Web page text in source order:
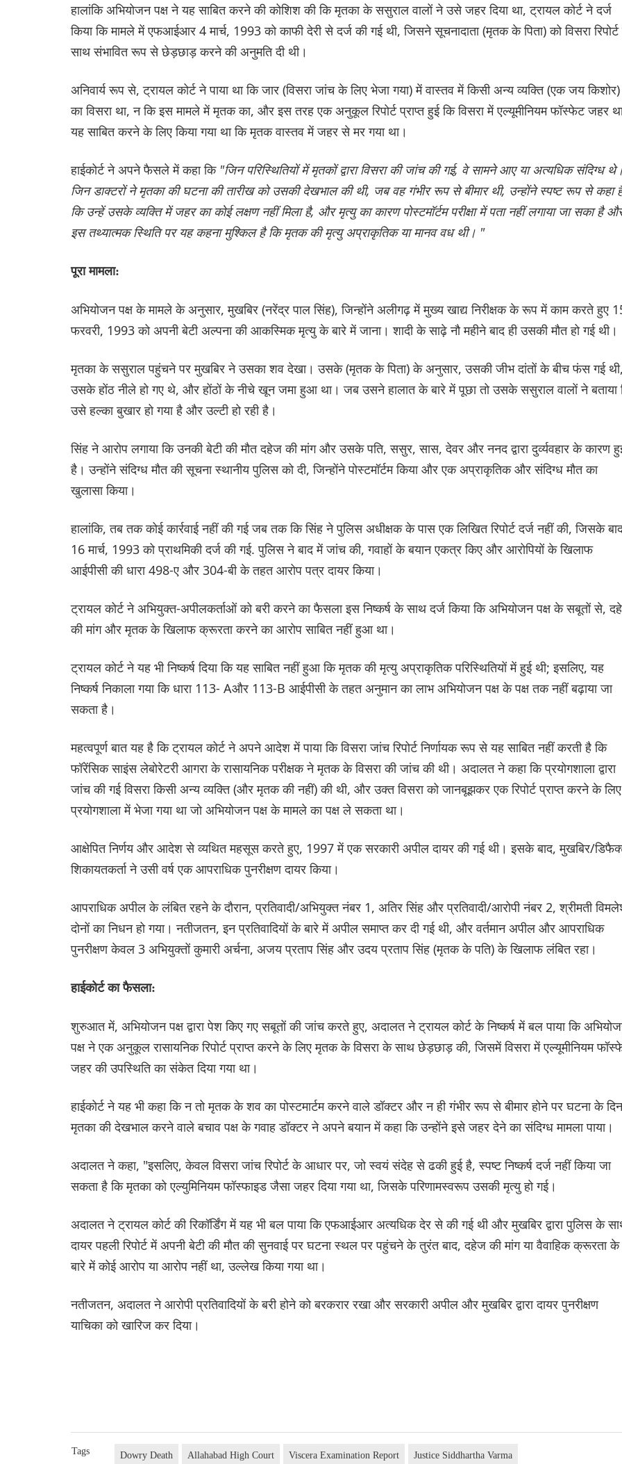
हालांकि अभियोजन पक्ष ने यह साबित करने की कोशिश की कि मृतका के ससुराल वालों ने उसे जहर दिया था, ट्रायल कोर्ट ने दर्ज
किया कि मामले में एफआईआर 4 मार्च, 1993 को काफी देरी से दर्ज की गई थी, जिसने सूचनादाता (मृतक के पिता) को विसरा
साथ संभावित रूप से छेड़छाड़ करने की अनुमति दी थी।
अनिवार्य रूप से, ट्रायल कोर्ट ने पाया था कि जार (विसरा जांच के लिए भेजा गया) में वास्तव में किसी अन्य व्यक्ति (एक जय किशोर)
का विसरा था, न कि इस मामले में मृतक का, और इस तरह एक अनुकूल रिपोर्ट प्राप्त हुई कि विसरा में एल्यूमीनियम फॉस्फेट जहर
यह साबित करने के लिए किया गया था कि मृतक वास्तव में जहर से मर गया था।
हाईकोर्ट ने अपने फैसले में कहा कि "जिन परिस्थितियों में मृतकों द्वारा विसरा की जांच की गई, वे सामने आए या अत्यधिक संदिग्ध
जिन डाक्टरों ने मृतका की घटना की तारीख को उसकी देखभाल की थी, जब वह गंभीर रूप से बीमार थी, उन्होंने स्पष्ट रूप से कहा
कि उन्हें उसके व्यक्ति में जहर का कोई लक्षण नहीं मिला है, और मृत्यु का कारण पोस्टमॉर्टम परीक्षा में पता नहीं लगाया जा सका है
इस तथ्यात्मक स्थिति पर यह कहना मुश्किल है कि मृतक की मृत्यु अप्राकृतिक या मानव वध थी। "
पूरा मामला:
अभियोजन पक्ष के मामले के अनुसार, मुखबिर (नरेंद्र पाल सिंह), जिन्होंने अलीगढ़ में मुख्य खाद्य निरीक्षक के रूप में काम करते हुए
फरवरी, 1993 को अपनी बेटी अल्पना की आकस्मिक मृत्यु के बारे में जाना। शादी के साढ़े नौ महीने बाद ही उसकी मौत हो गई थी।
मृतका के ससुराल पहुंचने पर मुखबिर ने उसका शव देखा। उसके (मृतक के पिता) के अनुसार, उसकी जीभ दांतों के बीच फंस गई
उसके होंठ नीले हो गए थे, और होंठों के नीचे खून जमा हुआ था। जब उसने हालात के बारे में पूछा तो उसके ससुराल वालों ने बताया
उसे हल्का बुखार हो गया है और उल्टी हो रही है।
सिंह ने आरोप लगाया कि उनकी बेटी की मौत दहेज की मांग और उसके पति, ससुर, सास, देवर और ननद द्वारा दुर्व्यवहार के कारण
है। उन्होंने संदिग्ध मौत की सूचना स्थानीय पुलिस को दी, जिन्होंने पोस्टमॉर्टम किया और एक अप्राकृतिक और संदिग्ध मौत का
खुलासा किया।
हालांकि, तब तक कोई कार्रवाई नहीं की गई जब तक कि सिंह ने पुलिस अधीक्षक के पास एक लिखित रिपोर्ट दर्ज नहीं की, जिसके
16 मार्च, 1993 को प्राथमिकी दर्ज की गई. पुलिस ने बाद में जांच की, गवाहों के बयान एकत्र किए और आरोपियों के खिलाफ
आईपीसी की धारा 498-ए और 304-बी के तहत आरोप पत्र दायर किया।
ट्रायल कोर्ट ने अभियुक्त-अपीलकर्ताओं को बरी करने का फैसला इस निष्कर्ष के साथ दर्ज किया कि अभियोजन पक्ष के सबूतों से,
की मांग और मृतक के खिलाफ क्रूरता करने का आरोप साबित नहीं हुआ था।
ट्रायल कोर्ट ने यह भी निष्कर्ष दिया कि यह साबित नहीं हुआ कि मृतक की मृत्यु अप्राकृतिक परिस्थितियों में हुई थी; इसलिए, यह
निष्कर्ष निकाला गया कि धारा 113- Aऔर 113-B आईपीसी के तहत अनुमान का लाभ अभियोजन पक्ष के पक्ष तक नहीं बढ़ाया जा
सकता है।
महत्वपूर्ण बात यह है कि ट्रायल कोर्ट ने अपने आदेश में पाया कि विसरा जांच रिपोर्ट निर्णायक रूप से यह साबित नहीं करती है कि
फॉरेंसिक साइंस लेबोरेटरी आगरा के रासायनिक परीक्षक ने मृतक के विसरा की जांच की थी। अदालत ने कहा कि प्रयोगशाला द्वारा
जांच की गई विसरा किसी अन्य व्यक्ति (और मृतक की नहीं) की थी, और उक्त विसरा को जानबूझकर एक रिपोर्ट प्राप्त करने के लिए
प्रयोगशाला में भेजा गया था जो अभियोजन पक्ष के मामले का पक्ष ले सकता था।
आक्षेपित निर्णय और आदेश से व्यथित महसूस करते हुए, 1997 में एक सरकारी अपील दायर की गई थी। इसके बाद, मुखबिर/
शिकायतकर्ता ने उसी वर्ष एक आपराधिक पुनरीक्षण दायर किया।
आपराधिक अपील के लंबित रहने के दौरान, प्रतिवादी/अभियुक्त नंबर 1, अतिर सिंह और प्रतिवादी/आरोपी नंबर 2, श्रीमती
दोनों का निधन हो गया। नतीजतन, इन प्रतिवादियों के बारे में अपील समाप्त कर दी गई थी, और वर्तमान अपील और आपराधिक
पुनरीक्षण केवल 3 अभियुक्तों कुमारी अर्चना, अजय प्रताप सिंह और उदय प्रताप सिंह (मृतक के पति) के खिलाफ लंबित रहा।
हाईकोर्ट का फैसला:
शुरुआत में, अभियोजन पक्ष द्वारा पेश किए गए सबूतों की जांच करते हुए, अदालत ने ट्रायल कोर्ट के निष्कर्ष में बल पाया कि
पक्ष ने एक अनुकूल रासायनिक रिपोर्ट प्राप्त करने के लिए मृतक के विसरा के साथ छेड़छाड़ की, जिसमें विसरा में एल्यूमीनियम
जहर की उपस्थिति का संकेत दिया गया था।
हाईकोर्ट ने यह भी कहा कि न तो मृतक के शव का पोस्टमार्टम करने वाले डॉक्टर और न ही गंभीर रूप से बीमार होने पर घटना के दिन
मृतका की देखभाल करने वाले बचाव पक्ष के गवाह डॉक्टर ने अपने बयान में कहा कि उन्होंने इसे जहर देने का संदिग्ध मामला पाया।
अदालत ने कहा, "इसलिए, केवल विसरा जांच रिपोर्ट के आधार पर, जो स्वयं संदेह से ढकी हुई है, स्पष्ट निष्कर्ष दर्ज नहीं किया जा
सकता है कि मृतका को एल्युमिनियम फॉस्फाइड जैसा जहर दिया गया था, जिसके परिणामस्वरूप उसकी मृत्यु हो गई।
अदालत ने ट्रायल कोर्ट की रिकॉर्डिंग में यह भी बल पाया कि एफआईआर अत्यधिक देर से की गई थी और मुखबिर द्वारा पुलिस के
दायर पहली रिपोर्ट में अपनी बेटी की मौत की सुनवाई पर घटना स्थल पर पहुंचने के तुरंत बाद, दहेज की मांग या वैवाहिक क्रूरता के
बारे में कोई आरोप या आरोप नहीं था, उल्लेख किया गया था।
नतीजतन, अदालत ने आरोपी प्रतिवादियों के बरी होने को बरकरार रखा और सरकारी अपील और मुखबिर द्वारा दायर पुनरीक्षण
याचिका को खारिज कर दिया।
Tags Dowry Death Allahabad High Court Viscera Examination Report Justice Siddhartha Varma